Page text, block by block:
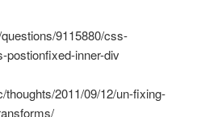
9115880/css-
postionfixed-inner-div
2011/09/12/un-fixing-